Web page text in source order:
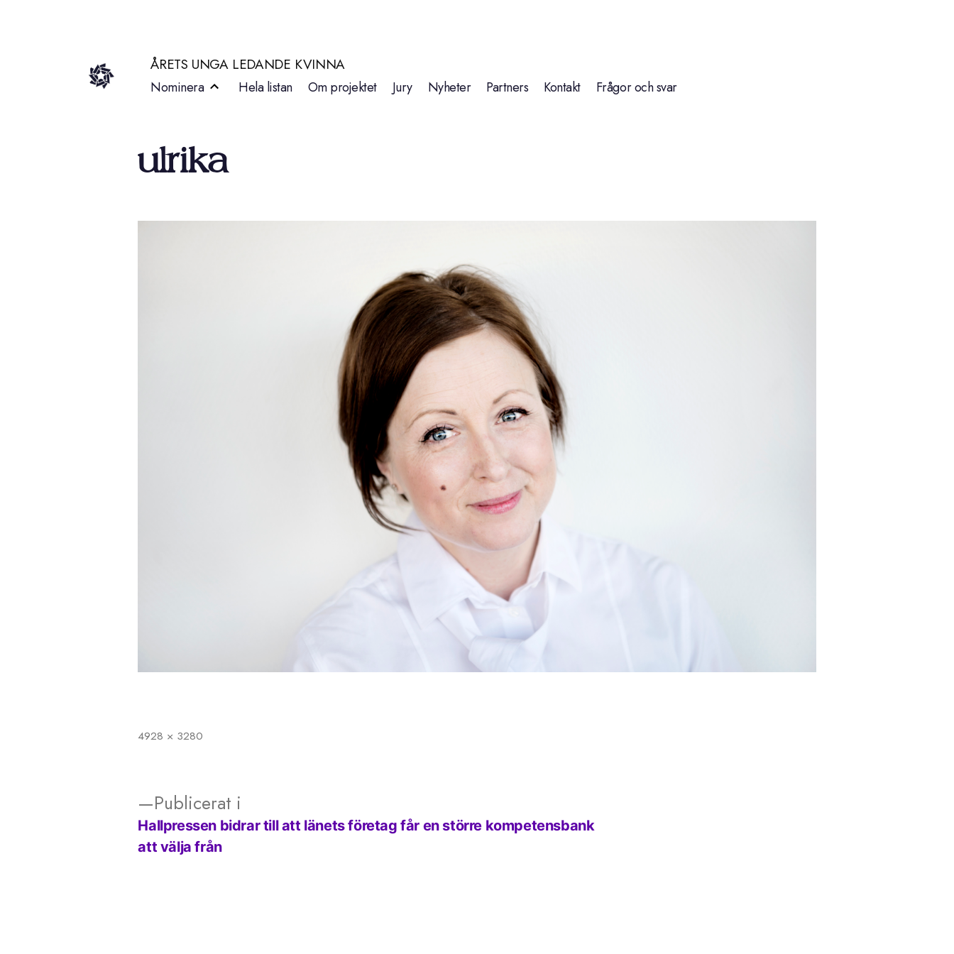
ÅRETS UNGA LEDANDE KVINNA
Nominera Hela listan Om projektet Jury Nyheter Partners Kontakt Frågor och svar
ulrika
Full
4928 × 3280
Inläggsnavigering
Publicerat i
Hallpressen bidrar till att länets företag får en större kompetensbank
att välja från